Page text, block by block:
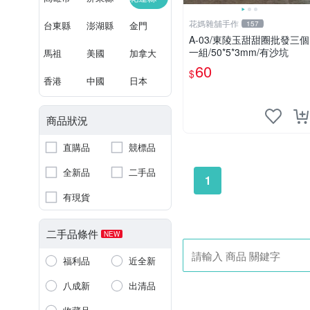
台東縣 澎湖縣 金門
馬祖 美國 加拿大
香港 中國 日本
商品狀況
直購品
競標品
全新品
二手品
有現貨
二手品條件 NEW
福利品
近全新
八成新
出清品
花媽雜舖手作 157
A-03/東陵玉甜甜圈批發三個
一組/50*5*3mm/有沙坑
$60
1